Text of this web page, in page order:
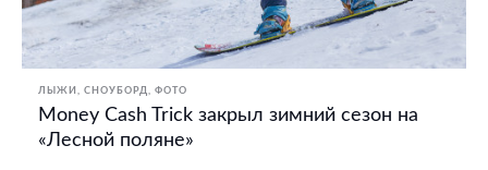
ЛЫЖИ, СНОУБОРД ФОТО
Money Cash Trick закрыл зимний сезон на
«Лесной поляне»